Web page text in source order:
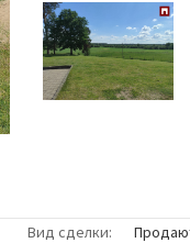
Вид сделки: